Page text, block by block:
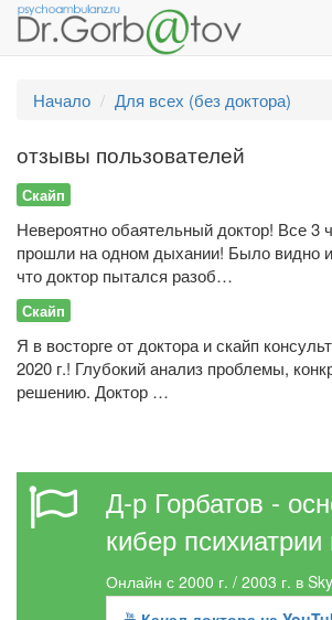
Начало
Для всех (без доктора)
отзывы пользователей
Скайп
Невероятно обаятельный доктор! Все 3
прошли на одном дыхании! Было видно
что доктор пытался разоб…
Скайп
Я в восторге от доктора и скайп
2020 г.! Глубокий анализ проблемы,
решению. Доктор …
Д-р Горбатов -
кибер
Онлайн с 2000 г. / 2003 г. в